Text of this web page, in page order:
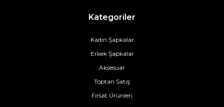
Kategoriler
Kadın Şapkalar
Erkek Şapkalar
Aksesuar
Toptan Satış
Fırsat Ürünleri